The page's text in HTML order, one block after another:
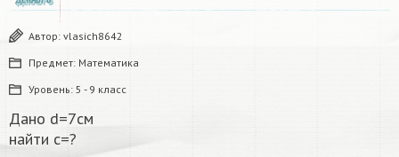
Автор: vlasich8642
Предмет: Математика
Уровень: 5 - 9 класс
Дано d=7см
найти с=?​